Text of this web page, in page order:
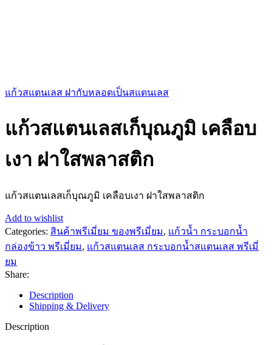
แก้วสแตนเลส ฝากับหลอดเป็นสแตนเลส
แก้วสแตนเลสเก็บุณภูมิ เคลือบ
เงา ฝาใสพลาสติก
แก้วสแตนเลสเก็บุณภูมิ เคลือบเงา ฝาใสพลาสติก
Add to wishlist
Categories: สินค้าพรีเมี่ยม ของพรีเมี่ยม, แก้วน้ำ กระบอกน้ำ
กล่องข้าว พรีเมี่ยม, แก้วสแตนเลส กระบอกน้ำสแตนเลส พรีเมี่
ยม
Share:
Description
Shipping & Delivery
Description